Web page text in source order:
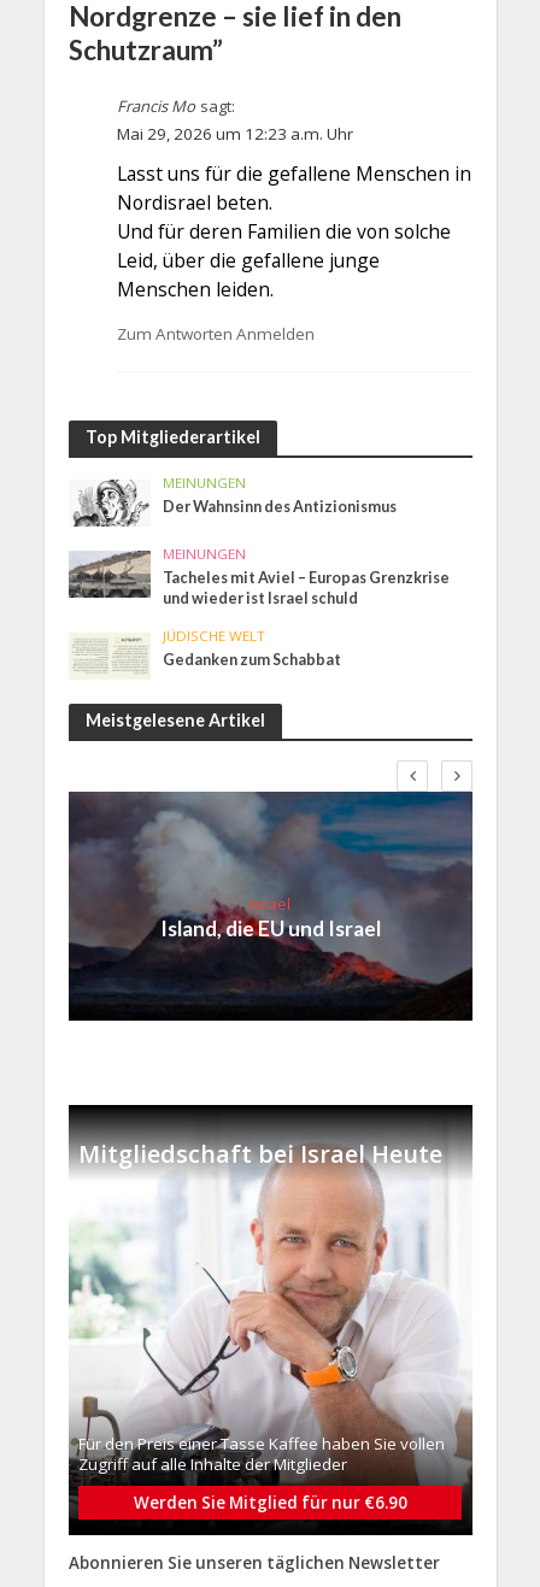
Nordgrenze – sie lief in den
Schutzraum”
Francis Mo sagt:
Mai 29, 2026 um 12:23 a.m. Uhr
Lasst uns für die gefallene Menschen in
Nordisrael beten.
Und für deren Familien die von solche
Leid, über die gefallene junge
Menschen leiden.
Zum Antworten Anmelden
Top Mitgliederartikel
MEINUNGEN
Der Wahnsinn des Antizionismus
MEINUNGEN
Tacheles mit Aviel – Europas Grenzkrise
und wieder ist Israel schuld
JÜDISCHE WELT
Gedanken zum Schabbat
Meistgelesene Artikel
Israel
Island, die EU und Israel
Mitgliedschaft bei Israel Heute
Für den Preis einer Tasse Kaffee haben Sie vollen
Zugriff auf alle Inhalte der Mitglieder
Werden Sie Mitglied für nur €6.90
Abonnieren Sie unseren täglichen Newsletter